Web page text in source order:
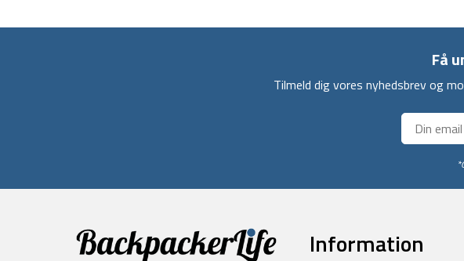
Få
Tilmeld dig vores nyhedsbrev og
Information